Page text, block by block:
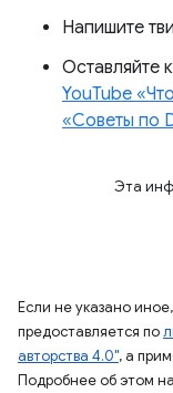
Напишите
Оставляйте
YouTube
«Советы по
Эта
Если не указано
предоставляется по
авторства 4.0", а
Подробнее об этом